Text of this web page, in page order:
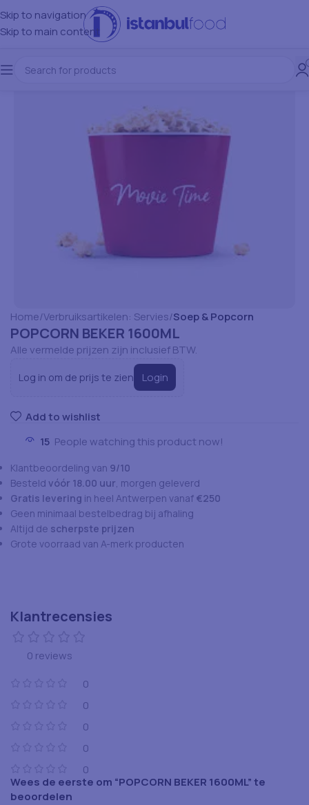
Skip to navigation
Skip to main content
Home Verbruiksartikelen: Servies Soep & Popcorn
POPCORN BEKER 1600ML
Alle vermelde prijzen zijn inclusief BTW.
Log in om de prijs te zien Login
Add to wishlist
15 People watching this product now!
Klantbeoordeling van 9/10
Besteld vóór 18.00 uur, morgen geleverd
Gratis levering in heel Antwerpen vanaf €250
Geen minimaal bestelbedrag bij afhaling
Altijd de scherpste prijzen
Grote voorraad van A-merk producten
Klantrecensies
0 reviews
0
0
0
0
0
Wees de eerste om “POPCORN BEKER 1600ML” te
beoordelen